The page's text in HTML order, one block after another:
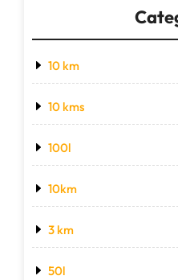
10 km
10 kms
100l
10km
3 km
50l